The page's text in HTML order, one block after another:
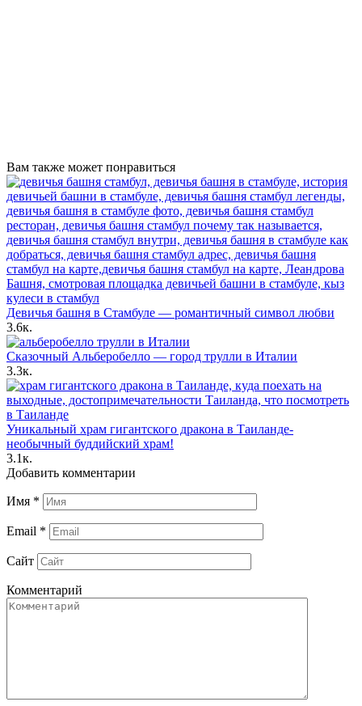
Вам также может понравиться
Девичья башня в Стамбуле — романтичный символ любви
3.6к.
Сказочный Альберобелло — город трулли в Италии
3.3к.
Уникальный храм гигантского дракона в Таиланде-
необычный буддийский храм!
3.1к.
Добавить комментарии
Имя *
Email *
Сайт
Комментарий